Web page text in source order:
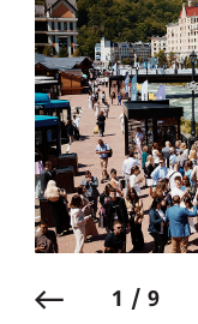
1 / 9